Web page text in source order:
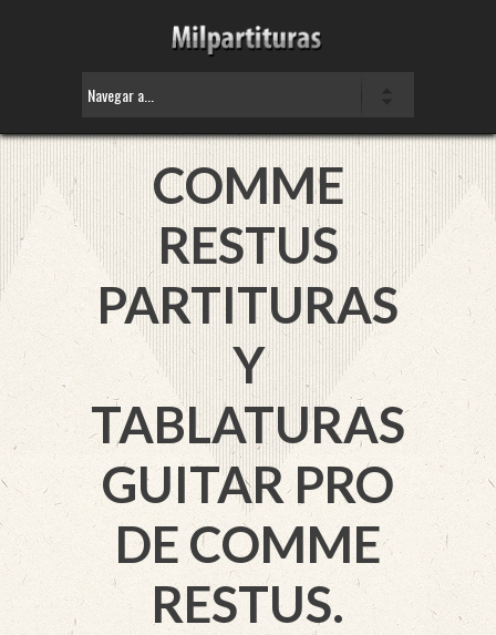
COMME
RESTUS
PARTITURAS
Y
TABLATURAS
GUITAR PRO
DE COMME
RESTUS.